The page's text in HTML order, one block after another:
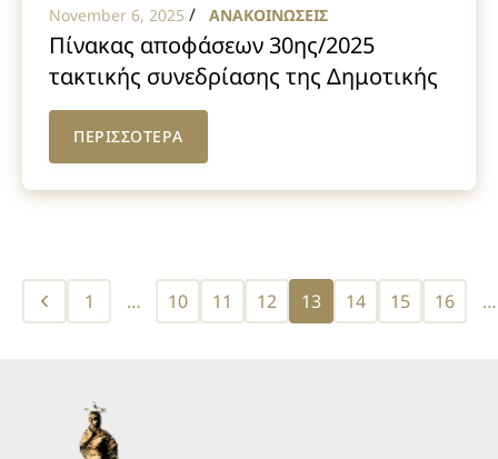
November 6, 2025 / ΑΝΑΚΟΙΝΩΣΕΙΣ
Πίνακας αποφάσεων 30ης/2025
τακτικής συνεδρίασης της Δημοτικής
Επιτροπής
ΠΕΡΙΣΣΟΤΕΡΑ
Posts
1 … 10 11 12 13 14 15 16 …